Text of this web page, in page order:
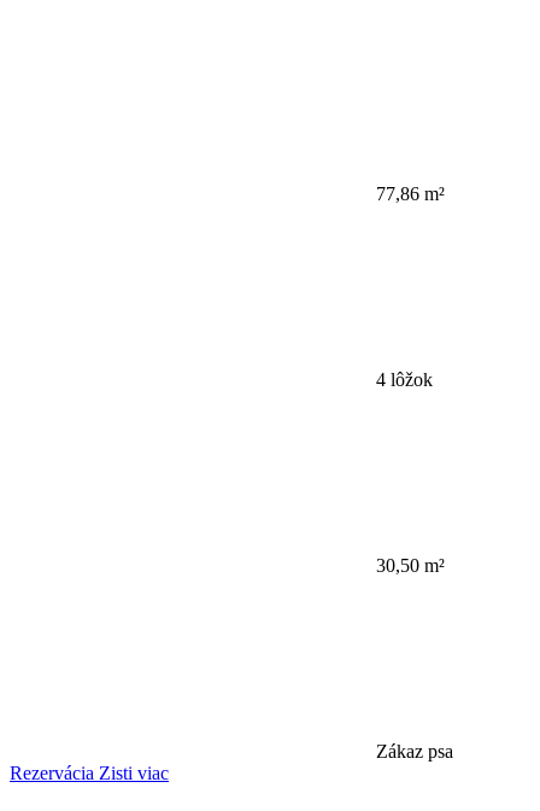
77,86 m²
4 lôžok
30,50 m²
Zákaz psa
Rezervácia Zisti viac